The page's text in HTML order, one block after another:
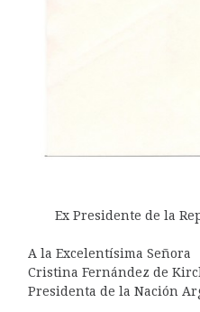
Ex Presidente de la
A la Excelentísima Señora
Cristina Fernández de
Presidenta de la Nación